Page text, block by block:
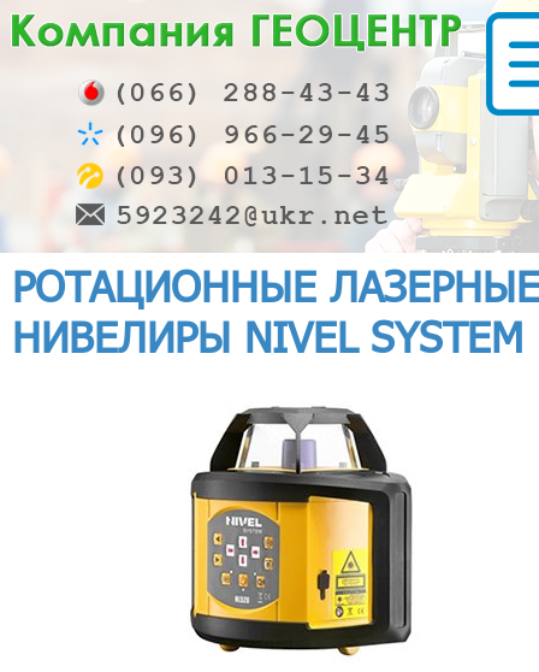
РОТАЦИОННЫЕ ЛАЗЕРНЫЕ
НИВЕЛИРЫ NIVEL SYSTEM